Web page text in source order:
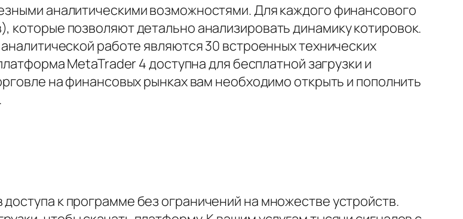
аналитическими возможностями. Для каждого финансового
позволяют детально анализировать динамику котировок.
работе являются 30 встроенных технических
MetaTrader 4 доступна для бесплатной загрузки и
на финансовых рынках вам необходимо открыть и пополнить
к программе без ограничений на множестве устройств.